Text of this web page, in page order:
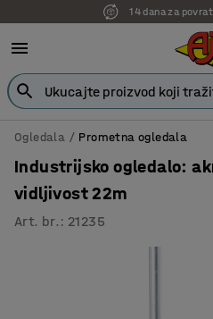
14 dana za
Ogledala Prometna ogledala
Industrijsko ogledalo:
vidljivost 22m
Art. br. : 21235